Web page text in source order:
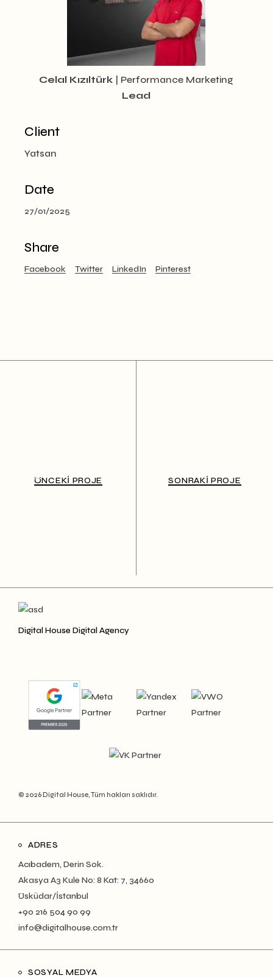
Celal Kızıltürk | Performance Marketing
Lead
Client
Yatsan
Date
27/01/2025
Share
Facebook Twitter LinkedIn Pinterest
ÖNCEKI PROJE SONRAKI PROJE
Digital House Digital Agency
© 2026 Digital House, Tüm hakları saklıdır.
ADRES
Acıbadem, Derin Sok.
Akasya A3 Kule No: 8 Kat: 7, 34660
Üsküdar/İstanbul
+90 216 504 90 99
info@digitalhouse.com.tr
SOSYAL MEDYA